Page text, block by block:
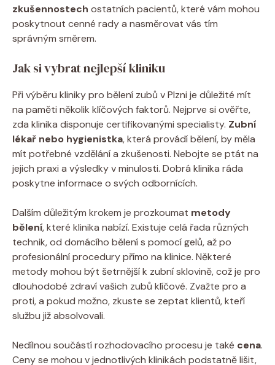
zkušennostech ostatních pacientů, které vám mohou‌
poskytnout cenné rady a​ nasměrovat vás⁢ tím
správným směrem.
Jak⁤ si vybrat nejlepší kliniku
Při výběru⁣ kliniky ​pro bělení zubů v⁢ Plzni je důležité mít
na paměti několik klíčových faktorů. ‌Nejprve si⁤ ověřte,
zda klinika disponuje‍ certifikovanými ⁢specialisty. Zubní
lékař nebo hygienistka,‌ která ⁤provádí bělení, ⁢by měla
mít potřebné vzdělání⁤ a zkušenosti.​ Nebojte se ptát na
jejich praxi a výsledky⁤ v minulosti. Dobrá klinika ráda
poskytne informace o ⁢svých odbornících.
Dalším ⁤důležitým krokem ‍je ⁢prozkoumat metody
bělení, které klinika nabízí. Existuje ‌celá řada⁤ různých
technik, od domácího bělení s ⁢pomocí ⁤gelů, až po
profesionální procedury přímo ⁢na klinice. Některé
metody‌ mohou⁣ být šetrnější k zubní sklovině, což ‍je pro
dlouhodobé⁣ zdraví vašich zubů klíčové. Zvažte​ pro a
‍proti, a pokud možno, zkuste ​se zeptat klientů, kteří
službu ⁢již absolvovali.
Nedílnou součástí‌ rozhodovacího procesu ⁢je také cena.
Ceny se mohou v jednotlivých klinikách podstatně lišit,​